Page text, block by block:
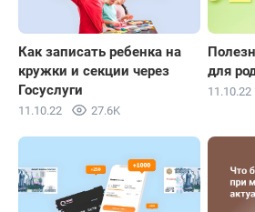
Как записать ребенка на
кружки и секции через
Госуслуги
11.10.22 27.6K
для
11.10.22